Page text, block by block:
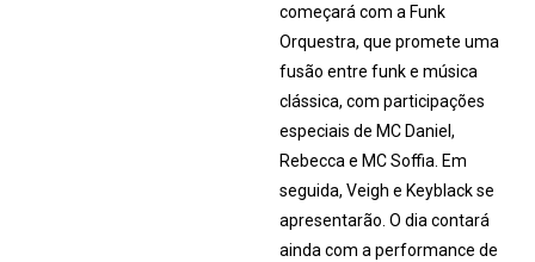
começará com a Funk
Orquestra, que promete uma
fusão entre funk e música
clássica, com participações
especiais de MC Daniel,
Rebecca e MC Soffia. Em
seguida, Veigh e Keyblack se
apresentarão. O dia contará
ainda com a performance de